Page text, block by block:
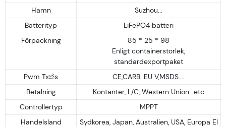
Hamn
Suzhou...
Batterityp
LiFePO4 batteri
Förpackning
85 * 25 * 98
Enligt containerstorlek,
standardexportpaket
Pwm Txත්s
CE,CARB. EU V,MSDS....
Betalning
Kontanter, L/C, Western Union...etc
Controllertyp
MPPT
Handelsland
Sydkorea, Japan, Australien, USA, Europa El